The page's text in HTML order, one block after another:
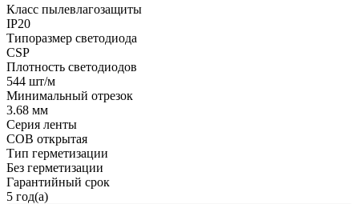
Класс пылевлагозащиты
IP20
Типоразмер светодиода
CSP
Плотность светодиодов
544 шт/м
Минимальный отрезок
3.68 мм
Серия ленты
COB открытая
Тип герметизации
Без герметизации
Гарантийный срок
5 год(а)